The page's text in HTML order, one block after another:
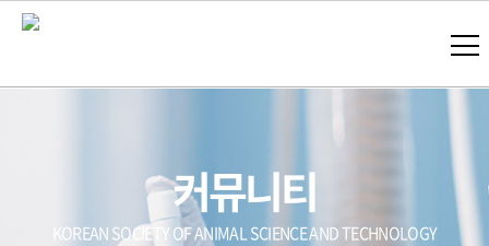
커뮤니티
KOREAN SOCIETY OF ANIMAL SCIENCE AND TECHNOLOGY